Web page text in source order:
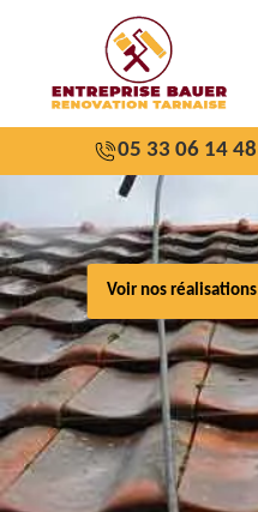
05 33 06 14 48
Voir nos réalisations